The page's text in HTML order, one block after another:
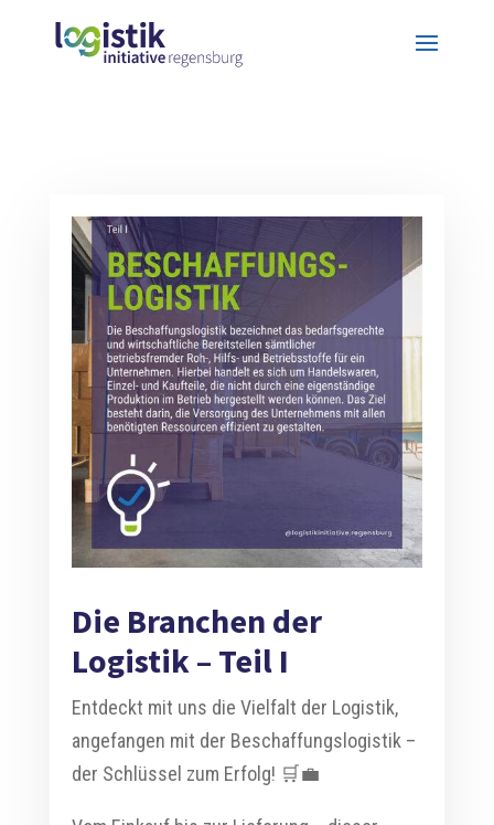
Die Branchen der
Logistik – Teil I
Entdeckt mit uns die Vielfalt der Logistik,
angefangen mit der Beschaffungslogistik –
der Schlüssel zum Erfolg! 🛒💼